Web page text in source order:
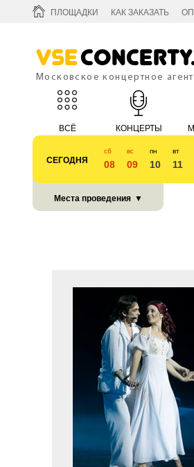
ПЛОЩАДКИ КАК ЗАКАЗАТЬ
Vse
Московское концертное
ВСЁ КОНЦЕРТЫ
СЕГОДНЯ
сб
08
вс
09
пн
10
вт
11
Места проведения ▼